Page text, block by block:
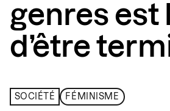
genres est
d’être
SOCIÉTÉ FÉMINISME